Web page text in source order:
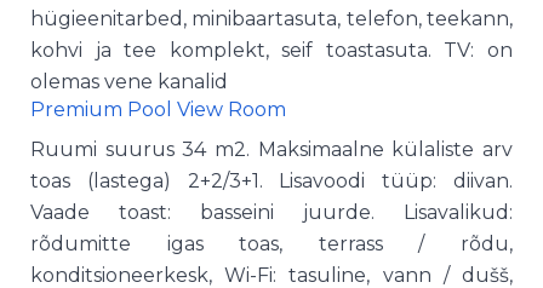
hügieenitarbed, minibaartasuta, telefon, teekann,
kohvi ja tee komplekt, seif toastasuta. TV: on
olemas vene kanalid
Premium Pool View Room
Ruumi suurus 34 m2. Maksimaalne külaliste arv
toas (lastega) 2+2/3+1. Lisavoodi tüüp: diivan.
Vaade toast: basseini juurde. Lisavalikud:
rõdumitte igas toas, terrass / rõdu,
konditsioneerkesk, Wi-Fi: tasuline, vann / dušš,